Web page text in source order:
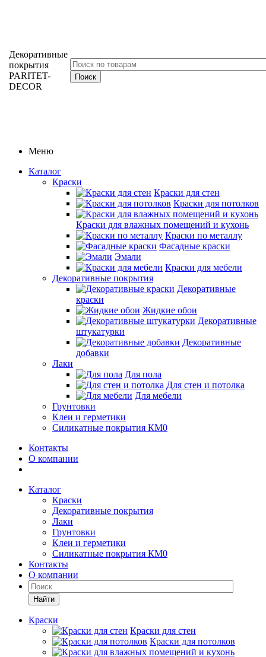
Декоративные
покрытия
PARITET-
DECOR
Меню
Каталог
Краски
Краски для стен
Краски для потолков
Краски для влажных помещений и кухонь
Краски по металлу
Фасадные краски
Эмали
Краски для мебели
Декоративные покрытия
Декоративные
краски
Жидкие обои
Декоративные
штукатурки
Декоративные
добавки
Лаки
Для пола
Для стен и потолка
Для мебели
Грунтовки
Клеи и герметики
Силикатные покрытия КМ0
Контакты
О компании
Каталог
Краски
Декоративные покрытия
Лаки
Грунтовки
Клеи и герметики
Силикатные покрытия КМ0
Контакты
О компании
Найти
Краски
Краски для стен
Краски для потолков